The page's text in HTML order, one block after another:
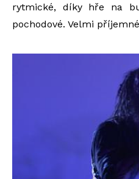
rytmické, díky hře na
pochodové. Velmi